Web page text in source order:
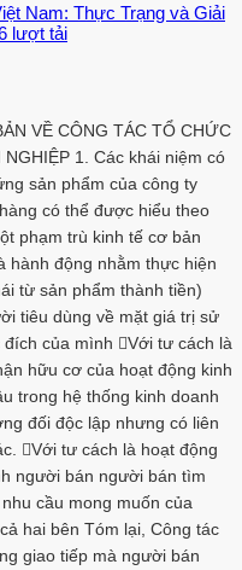
Nam: Thực Trạng và Giải
lượt tải
VỀ CÔNG TÁC TỔ CHỨC
1. Các khái niệm có
sản phẩm của công ty
có thể được hiểu theo
phạm trù kinh tế cơ bản
hành động nhằm thực hiện
từ sản phẩm thành tiền)
tiêu dùng về mặt giá trị sử
của mình Với tư cách là
hữu cơ của hoạt động kinh
trong hệ thống kinh doanh
đối độc lập nhưng có liên
Với tư cách là hoạt động
người bán người bán tìm
cầu mong muốn của
hai bên Tóm lại, Công tác
giao tiếp mà người bán